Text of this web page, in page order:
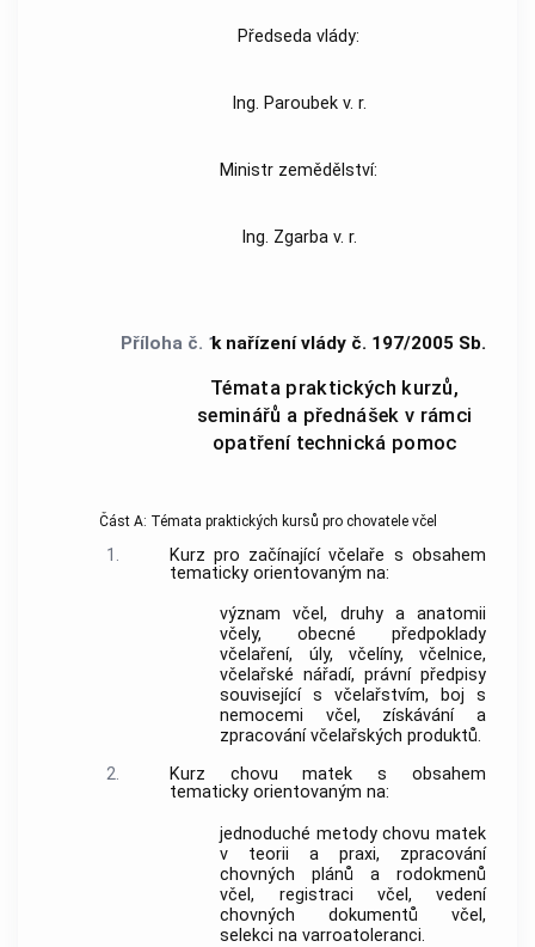
Předseda vlády:
Ing. Paroubek v. r.
Ministr zemědělství:
Ing. Zgarba v. r.
Příloha č. 1k nařízení vlády č. 197/2005 Sb.
Témata praktických kurzů,
seminářů a přednášek v rámci
opatření technická pomoc
Část A: Témata praktických kursů pro chovatele včel
1.
Kurz pro začínající včelaře s obsahem
tematicky orientovaným na:
význam včel, druhy a anatomii
včely, obecné předpoklady
včelaření, úly, včelíny, včelnice,
včelařské nářadí, právní předpisy
související s včelařstvím, boj s
nemocemi včel, získávání a
zpracování včelařských produktů.
2.
Kurz chovu matek s obsahem
tematicky orientovaným na:
jednoduché metody chovu matek
v teorii a praxi, zpracování
chovných plánů a rodokmenů
včel, registraci včel, vedení
chovných dokumentů včel,
selekci na varroatoleranci.